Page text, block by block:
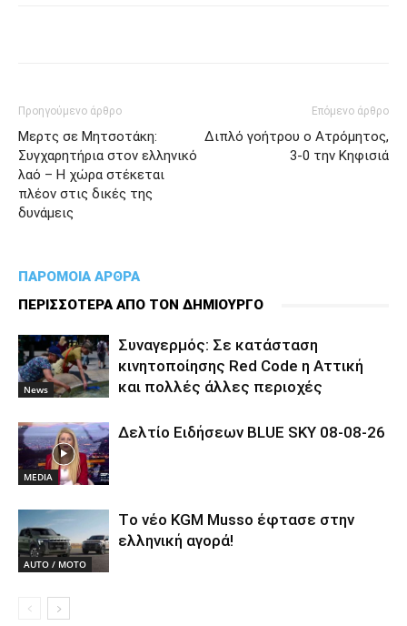
Προηγούμενο άρθρο
Μερτς σε Μητσοτάκη:
Συγχαρητήρια στον ελληνικό
λαό – Η χώρα στέκεται
πλέον στις δικές της
δυνάμεις
Επόμενο άρθρο
Διπλό γοήτρου ο Ατρόμητος,
3-0 την Κηφισιά
ΠΑΡΟΜΟΙΑ ΑΡΘΡΑ
ΠΕΡΙΣΣΟΤΕΡΑ ΑΠΟ ΤΟΝ ΔΗΜΙΟΥΡΓΟ
News
Συναγερμός: Σε κατάσταση
κινητοποίησης Red Code η Αττική
και πολλές άλλες περιοχές
MEDIA
Δελτίο Ειδήσεων BLUE SKY 08-08-26
AUTO / MOTO
Tο νέο KGM Musso έφτασε στην
ελληνική αγορά!